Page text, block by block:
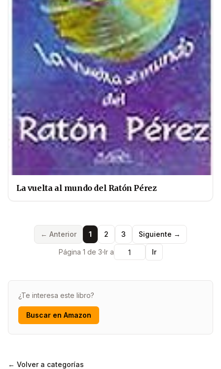
La vuelta al mundo del Ratón Pérez
← Anterior 1 2 3 Siguiente →
Página 1 de 3·Ir a Ir
¿Te interesa este libro?
Buscar en Amazon
← Volver a categorías